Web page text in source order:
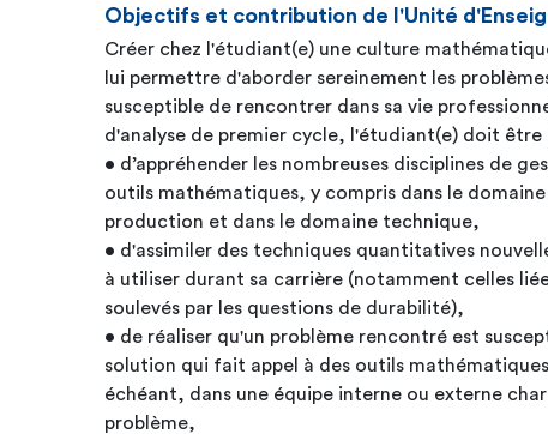
Objectifs et contribution de l'Unité
Créer chez l'étudiant(e) une culture
lui permettre d'aborder sereinement les
susceptible de rencontrer dans sa vie
d'analyse de premier cycle, l'étudiant(e) doit être
• d’appréhender les nombreuses disciplines de
outils mathématiques, y compris dans le
production et dans le domaine technique,
• d'assimiler des techniques quantitatives
à utiliser durant sa carrière (notamment celles
soulevés par les questions de durabilité),
• de réaliser qu'un problème rencontré est
solution qui fait appel à des outils
échéant, dans une équipe interne ou externe
problème,